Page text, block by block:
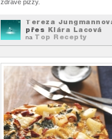
zdravé pizzy.
Tereza
přes Klára Lacová
na Top Recepty